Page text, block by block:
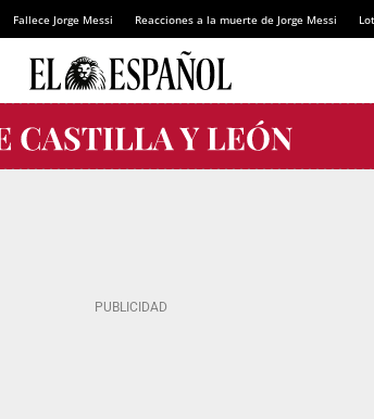
Fallece Jorge Messi Reacciones a la muerte de Jorge Messi